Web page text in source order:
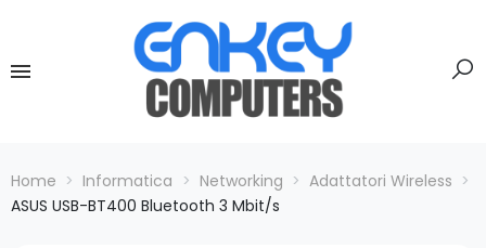
Home Informatica Networking
Adattatori Wireless
ASUS USB-BT400 Bluetooth 3 Mbit/s